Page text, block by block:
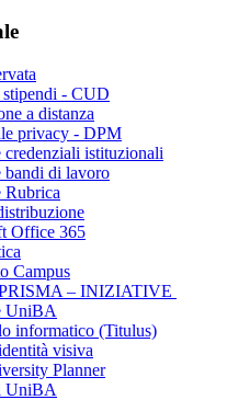
- CUD
a distanza
privacy - DPM
credenziali istituzionali
bandi di lavoro
Rubrica
Office 365
Campus
– INIZIATIVE
UniBA
informatico (Titulus)
visiva
Planner
UniBA